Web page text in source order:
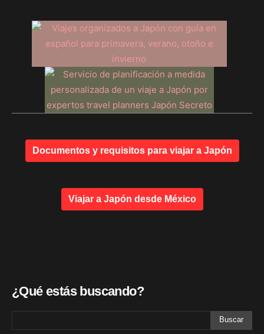
Documentos y requisitos para viajar a Japón
Viajar a Japón desde México
¿Qué estás buscando?